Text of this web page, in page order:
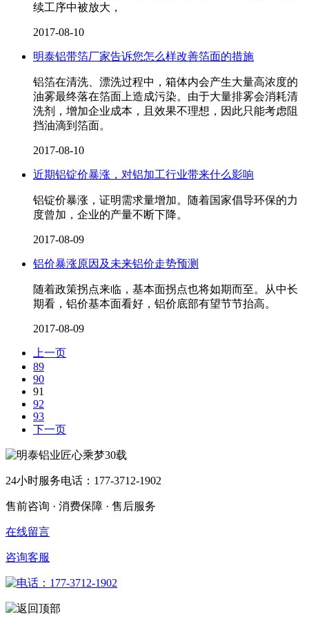
续工序中被放大，
2017-08-10
明泰铝带箔厂家告诉您怎么样改善箔面的措施
铝箔在清洗、漂洗过程中，箱体内会产生大量高浓度的
油雾最终落在箔面上造成污染。由于大量排雾会消耗清
洗剂，增加企业成本，且效果不理想，因此只能考虑阻
挡油滴到箔面。
2017-08-10
近期铝锭价暴涨，对铝加工行业带来什么影响
铝锭价暴涨，证明需求量增加。随着国家倡导环保的力
度曾加，企业的产量不断下降。
2017-08-09
铝价暴涨原因及未来铝价走势预测
随着政策拐点来临，基本面拐点也将如期而至。从中长
期看，铝价基本面看好，铝价底部有望节节抬高。
2017-08-09
上一页
89
90
91
92
93
下一页
24小时服务电话：177-3712-1902
售前咨询 · 消费保障 · 售后服务
在线留言
咨询客服